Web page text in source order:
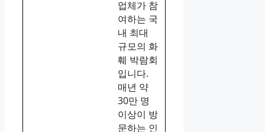
업체가 참
여하는 국
내 최대
규모의 화
훼 박람회
입니다.
매년 약
30만 명
이상이 방
문하는 인